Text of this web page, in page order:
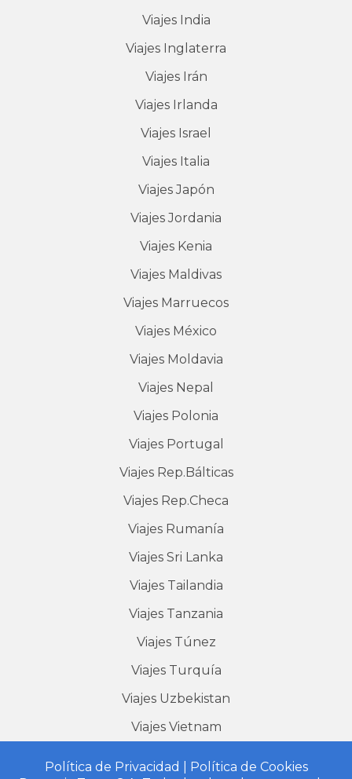
ViajesIndia
Viajes Inglaterra
ViajesIrán
ViajesIrlanda
Viajes Israel
Viajes Italia
ViajesJapón
ViajesJordania
Viajes Kenia
Viajes Maldivas
Viajes Marruecos
Viajes México
ViajesMoldavia
Viajes Nepal
Viajes Polonia
ViajesPortugal
ViajesRep.Bálticas
Viajes Rep.Checa
Viajes Rumanía
Viajes Sri Lanka
ViajesTailandia
Viajes Tanzania
ViajesTúnez
ViajesTurquía
Viajes Uzbekistan
ViajesVietnam
Política de Privacidad
Política de Cookies